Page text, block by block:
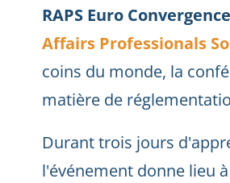
RAPS Euro Convergence
Affairs Professionals
coins du monde, la
matière de
Durant trois jours
l'événement donne lieu